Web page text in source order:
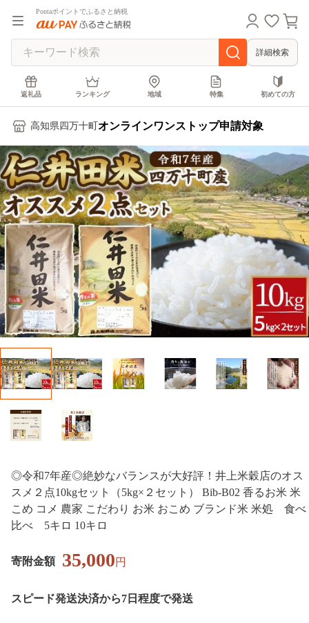
Pontaポイントでふるさと納税
詳細検索
返礼品 ランキング 地域 特集 初めての方
高知県四万十町 オンラインワンストップ申請対象
◎令和7年産◎絶妙なバランスが大好評！井上米穀店のオス
スメ２点10kgセット（5kg×２セット） Bib-B02 香るお米 米
こめ コメ 農家 こだわり お米 おこめ ブランド米 米処 食べ
比べ 5キロ 10キロ
寄附金額 35,000円
スピード発送決済から7日程度で発送